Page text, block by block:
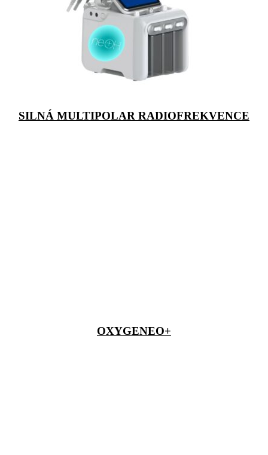
SILNÁ MULTIPOLAR RADIOFREKVENCE
OXYGENEO+